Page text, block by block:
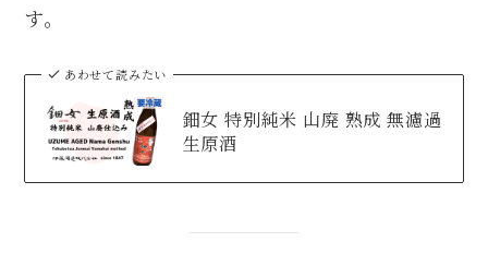
す。
あわせて読みたい
鈿女 特別純米 山廃 熟成 無濾過
生原酒